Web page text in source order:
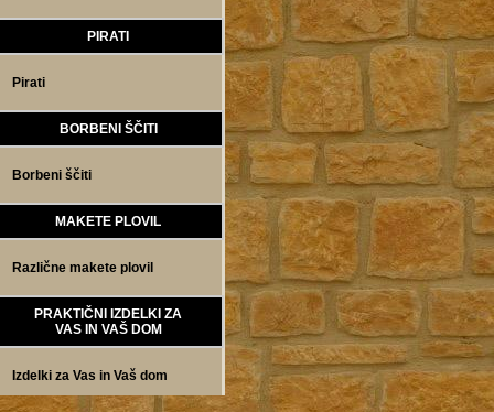
PIRATI
Pirati
BORBENI ŠČITI
Borbeni ščiti
MAKETE PLOVIL
Različne makete plovil
PRAKTIČNI IZDELKI ZA
VAS IN VAŠ DOM
Izdelki za Vas in Vaš dom